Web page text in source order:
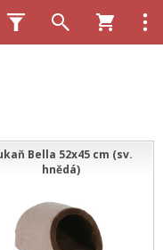
Bella 52x45 cm (sv.
hnědá)